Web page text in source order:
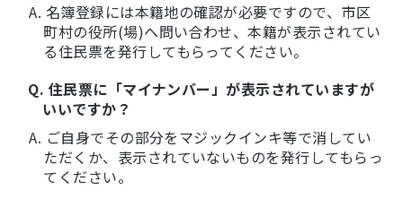
A. 名簿登録には本籍地の確認が必要ですので、市区
町村の役所(場)へ問い合わせ、本籍が表示されてい
る住民票を発行してもらってください。
Q. 住民票に「マイナンバー」が表示されていますが
いいですか？
A. ご自身でその部分をマジックインキ等で消してい
ただくか、表示されていないものを発行してもらっ
てください。